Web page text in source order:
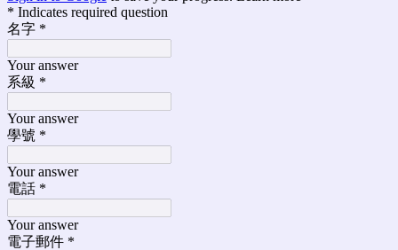
* Indicates required question
名字 *
Your answer
系級 *
Your answer
學號 *
Your answer
電話 *
Your answer
電子郵件 *